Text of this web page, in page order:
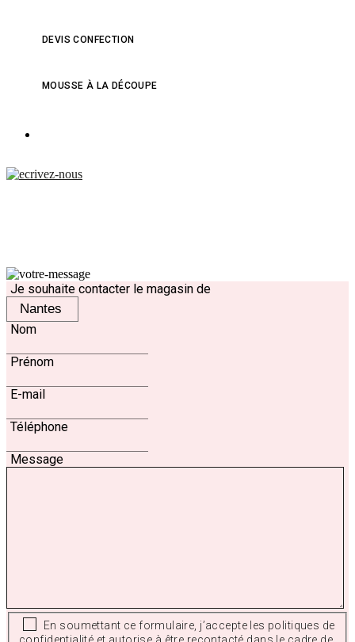
DEVIS CONFECTION
MOUSSE À LA DÉCOUPE
Je souhaite contacter le magasin de
Nom
Prénom
E-mail
Téléphone
Message
En soumettant ce formulaire, j’accepte les politiques de
confidentialité et autorise à être recontacté dans le cadre de